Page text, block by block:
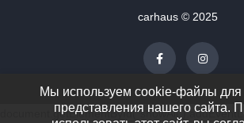
carhaus © 2025
Мы используем cookie-файлы для
представления нашего сайта.